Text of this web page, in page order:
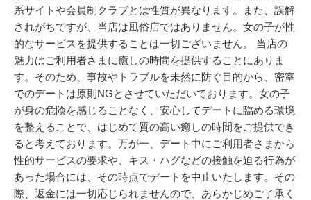
系サイトや会員制クラブとは性質が異なります。また、誤解
されがちですが、当店は風俗店ではありません。女の子が性
的なサービスを提供することは一切ございません。 当店の
魅力はご利用者さまに癒しの時間を提供することにありま
す。そのため、事故やトラブルを未然に防ぐ目的から、密室
でのデートは原則NGとさせていただいております。女の子
が身の危険を感じることなく、安心してデートに臨める環境
を整えることで、はじめて質の高い癒しの時間をご提供でき
ると考えております。万が一、デート中にご利用者さまから
性的サービスの要求や、キス・ハグなどの接触を迫る行為が
あった場合には、その時点でデートを中止いたします。その
際、返金には一切応じられませんので、あらかじめご了承く